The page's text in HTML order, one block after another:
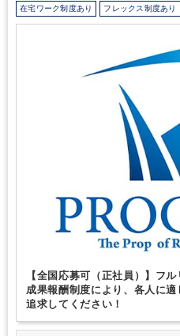
在宅ワーク制度あり フレックス制度あり
【全国応募可（正社員）】フ
成果報酬制度により、各人に
追求してください！